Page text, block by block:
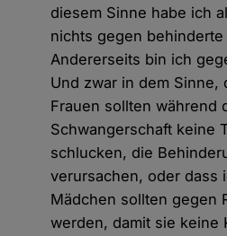
diesem Sinne habe ich
nichts gegen
Andererseits bin ich
Und zwar in dem Sinne,
Frauen sollten während
Schwangerschaft keine
schlucken, die
verursachen, oder dass
Mädchen sollten gegen
werden, damit sie keine